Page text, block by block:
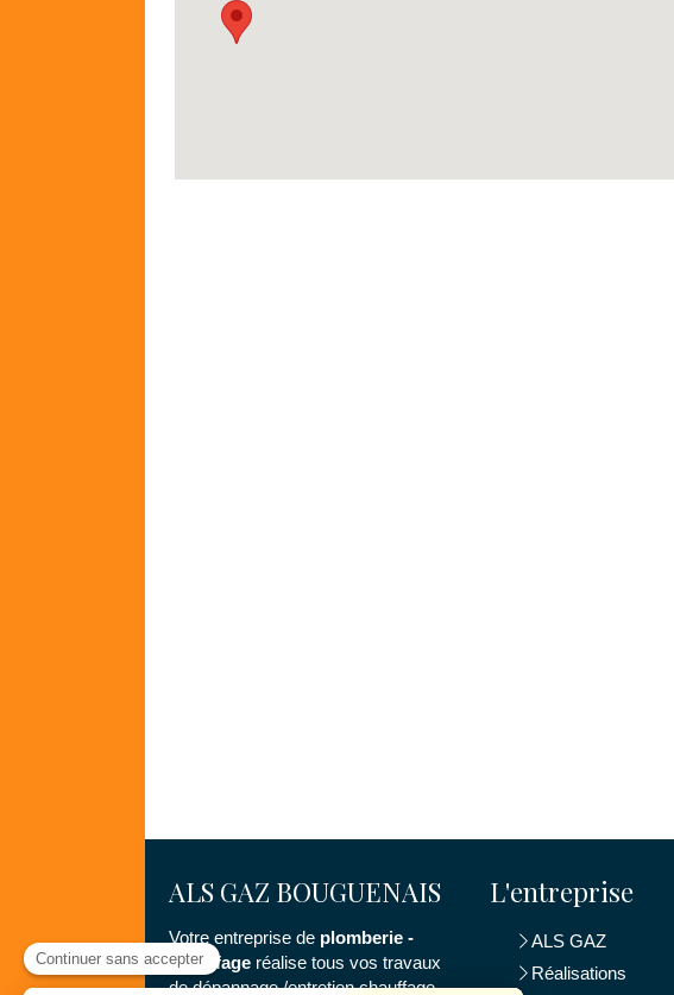
ALS GAZ BOUGUENAIS
Votre entreprise de plomberie -
chauffage réalise tous vos travaux
de dépannage /entretien chauffage,
L'entreprise
ALS GAZ
Réalisations